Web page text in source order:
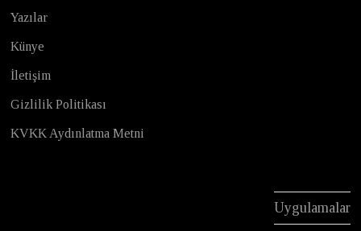
Yazılar
Künye
İletişim
Gizlilik Politikası
KVKK Aydınlatma Metni
Uygulamalar